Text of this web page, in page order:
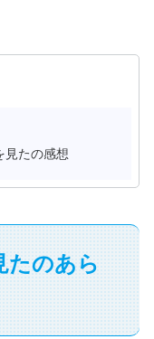
見たの感想
たのあら